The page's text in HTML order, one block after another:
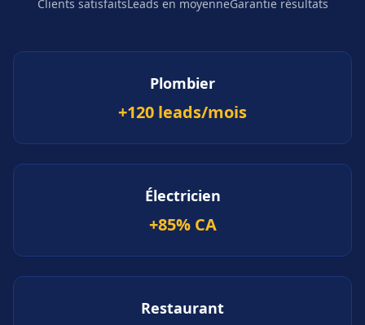
Clients satisfaitsLeads en moyenneGarantie résultats
Plombier
+120 leads/mois
Électricien
+85% CA
Restaurant